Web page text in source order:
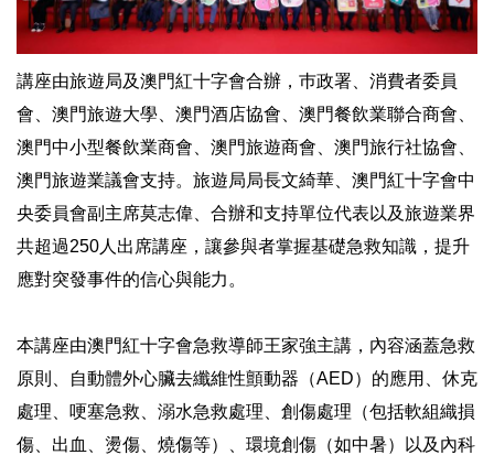
講座由旅遊局及澳門紅十字會合辦，巿政署、消費者委員
會、澳門旅遊大學、澳門酒店協會、澳門餐飲業聯合商會、
澳門中小型餐飲業商會、澳門旅遊商會、澳門旅行社協會、
澳門旅遊業議會支持。旅遊局局長文綺華、澳門紅十字會中
央委員會副主席莫志偉、合辦和支持單位代表以及旅遊業界
共超過250人出席講座，讓參與者掌握基礎急救知識，提升
應對突發事件的信心與能力。
本講座由澳門紅十字會急救導師王家強主講，內容涵蓋急救
原則、自動體外心臟去纖維性顫動器（AED）的應用、休克
處理、哽塞急救、溺水急救處理、創傷處理（包括軟組織損
傷、出血、燙傷、燒傷等）、環境創傷（如中暑）以及內科